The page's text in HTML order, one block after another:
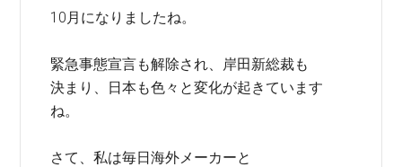
10月になりましたね。
緊急事態宣言も解除され、岸田新総裁も
決まり、日本も色々と変化が起きています
ね。
さて、私は毎日海外メーカーと